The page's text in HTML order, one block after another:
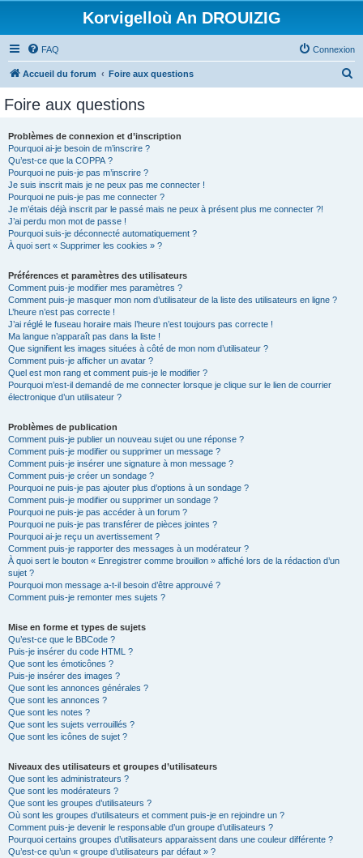
Korvigelloù An DROUIZIG
FAQ Connexion
Accueil du forum Foire aux questions
Foire aux questions
Problèmes de connexion et d’inscription
Pourquoi ai-je besoin de m’inscrire ?
Qu’est-ce que la COPPA ?
Pourquoi ne puis-je pas m’inscrire ?
Je suis inscrit mais je ne peux pas me connecter !
Pourquoi ne puis-je pas me connecter ?
Je m’étais déjà inscrit par le passé mais ne peux à présent plus me connecter ?!
J’ai perdu mon mot de passe !
Pourquoi suis-je déconnecté automatiquement ?
À quoi sert « Supprimer les cookies » ?
Préférences et paramètres des utilisateurs
Comment puis-je modifier mes paramètres ?
Comment puis-je masquer mon nom d’utilisateur de la liste des utilisateurs en ligne ?
L’heure n’est pas correcte !
J’ai réglé le fuseau horaire mais l’heure n’est toujours pas correcte !
Ma langue n’apparaît pas dans la liste !
Que signifient les images situées à côté de mon nom d’utilisateur ?
Comment puis-je afficher un avatar ?
Quel est mon rang et comment puis-je le modifier ?
Pourquoi m’est-il demandé de me connecter lorsque je clique sur le lien de courrier
électronique d’un utilisateur ?
Problèmes de publication
Comment puis-je publier un nouveau sujet ou une réponse ?
Comment puis-je modifier ou supprimer un message ?
Comment puis-je insérer une signature à mon message ?
Comment puis-je créer un sondage ?
Pourquoi ne puis-je pas ajouter plus d’options à un sondage ?
Comment puis-je modifier ou supprimer un sondage ?
Pourquoi ne puis-je pas accéder à un forum ?
Pourquoi ne puis-je pas transférer de pièces jointes ?
Pourquoi ai-je reçu un avertissement ?
Comment puis-je rapporter des messages à un modérateur ?
À quoi sert le bouton « Enregistrer comme brouillon » affiché lors de la rédaction d’un
sujet ?
Pourquoi mon message a-t-il besoin d’être approuvé ?
Comment puis-je remonter mes sujets ?
Mise en forme et types de sujets
Qu’est-ce que le BBCode ?
Puis-je insérer du code HTML ?
Que sont les émoticônes ?
Puis-je insérer des images ?
Que sont les annonces générales ?
Que sont les annonces ?
Que sont les notes ?
Que sont les sujets verrouillés ?
Que sont les icônes de sujet ?
Niveaux des utilisateurs et groupes d’utilisateurs
Que sont les administrateurs ?
Que sont les modérateurs ?
Que sont les groupes d’utilisateurs ?
Où sont les groupes d’utilisateurs et comment puis-je en rejoindre un ?
Comment puis-je devenir le responsable d’un groupe d’utilisateurs ?
Pourquoi certains groupes d’utilisateurs apparaissent dans une couleur différente ?
Qu’est-ce qu’un « groupe d’utilisateurs par défaut » ?